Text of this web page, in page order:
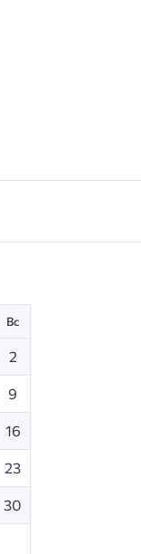
Вс
2
9
16
23
30